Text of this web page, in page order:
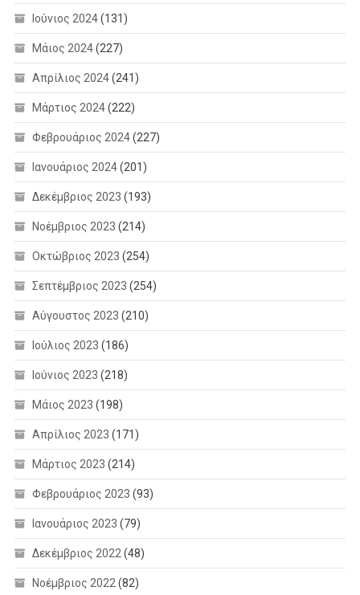
Ιούνιος 2024(131)
Μάιος 2024(227)
Απρίλιος 2024(241)
Μάρτιος 2024(222)
Φεβρουάριος 2024(227)
Ιανουάριος 2024(201)
Δεκέμβριος 2023 (193)
Νοέμβριος 2023 (214)
Οκτώβριος 2023 (254)
Σεπτέμβριος 2023 (254)
Αύγουστος 2023 (210)
Ιούλιος 2023 (186)
Ιούνιος 2023 (218)
Μάιος 2023 (198)
Απρίλιος 2023 (171)
Μάρτιος 2023 (214)
Φεβρουάριος 2023 (93)
Ιανουάριος 2023 (79)
Δεκέμβριος 2022 (48)
Νοέμβριος 2022 (82)